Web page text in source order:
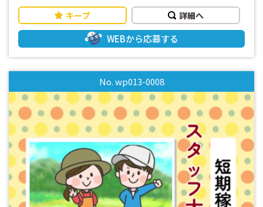
小さい部品や、細かな作業がありますので 一つのことに没頭
できる方、コツコツした作業が好きな方にはうってつけのお
仕事です。 決まったペースで作業していくので最初は戸惑う
かもしれませんが、慣れると効率よく仕事ができるようにな
っていきますので、未経験でもご安心ください。
キープ 詳細へ
WEBから応募する
No. wp013-0008